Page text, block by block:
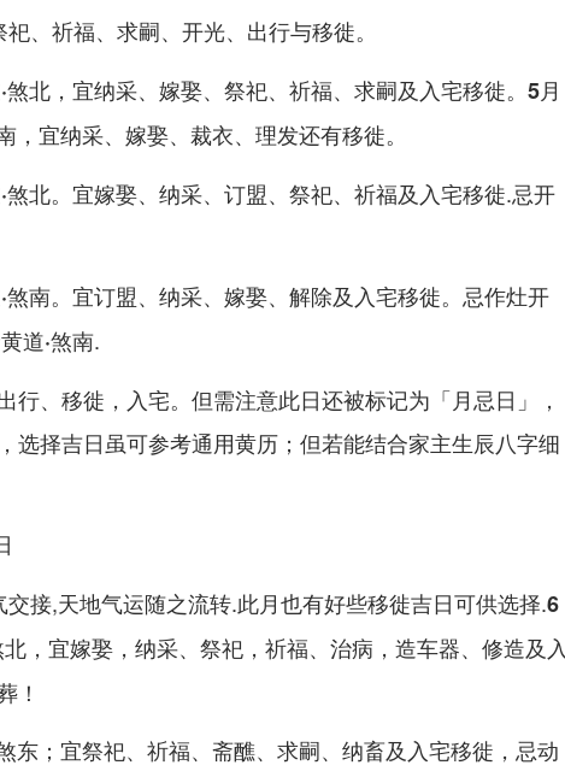
祀、祈福、求嗣、开光、出行与移徙。
煞北 ，宜纳采、嫁娶、祭祀、祈福、求嗣及入宅移徙。 5月
，宜纳采、嫁娶、裁衣、理发还有移徙。
煞北。宜嫁娶、纳采、订盟、祭祀、祈福及入宅移徙.忌开
煞南。宜订盟、纳采、嫁娶、解除及入宅移徙。忌作灶开
道·煞南.
行、移徙，入宅。但需注意此日还被标记为「月忌日」，
选择吉日虽可参考通用黄历；但若能结合家主生辰八字细
接,天地气运随之流转.此月也有好些移徙吉日可供选择.6
北 ，宜嫁娶，纳采、祭祀，祈福、治病，造车器、修造及入
！
东 ；宜祭祀、祈福、斋醮、求嗣、纳畜及入宅移徙，忌动